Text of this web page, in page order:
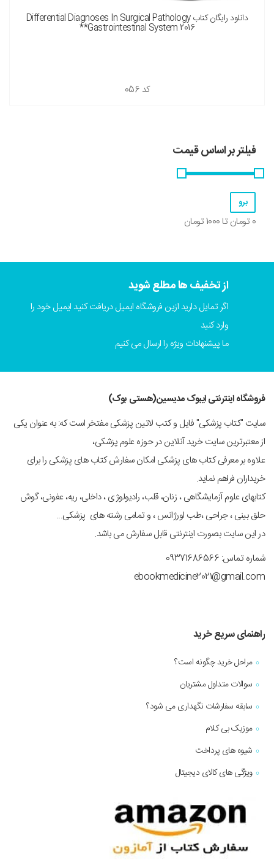
دانلود رایگان کتاب Differential Diagnoses In Surgical Pathology
Gastrointestinal System 2016**
کد 056
فیلتر بر اساس قیمت
0 تومان تا 1000تومان
از تخفیف ها مطلع شوید
اگر تمایل دارید ازین فروشگاه ایمیل دریافت کنید ایمیل خود را
وارد کنید
ما پیشنهادات ویژه را ارسال می کنیم
فروشگاه اینترنتی ایبوک مدیسین(هستی بوک)
سایت "کتاب پزشکی" فایل و کتب لاتین پزشکی مفتخر است که: به عنوان یکی
از معتبرترین سایت خرید آنلاین در حوزه علوم پزشکی،
علاوه بر معرفی کتاب های پزشکی امکان سفارش کتاب های پزشکی را برای
خریداران فراهم نماید.
کتابهای علوم آزمایشگاهی ، زنان، قلب، رادیولوژی ، داخلی، ریه، عفونی، گوش
حلق بینی ، جراحی ،طب اورژانس ، و تمامی رشته های پزشکی...
در این سایت بصورت اینترنتی قابل سفارش می باشد.
شماره تماس: 09371686566
ebookmedicine2021@gmail.com
راهنمای سریع خرید
مراحل خرید چگونه است؟
سوالات متداول مشتریان
سابقه سفارشات نگهداری می شود؟
موزیک بی کلام
شیوه های پرداخت
ویژگی های کالای دیجیتال